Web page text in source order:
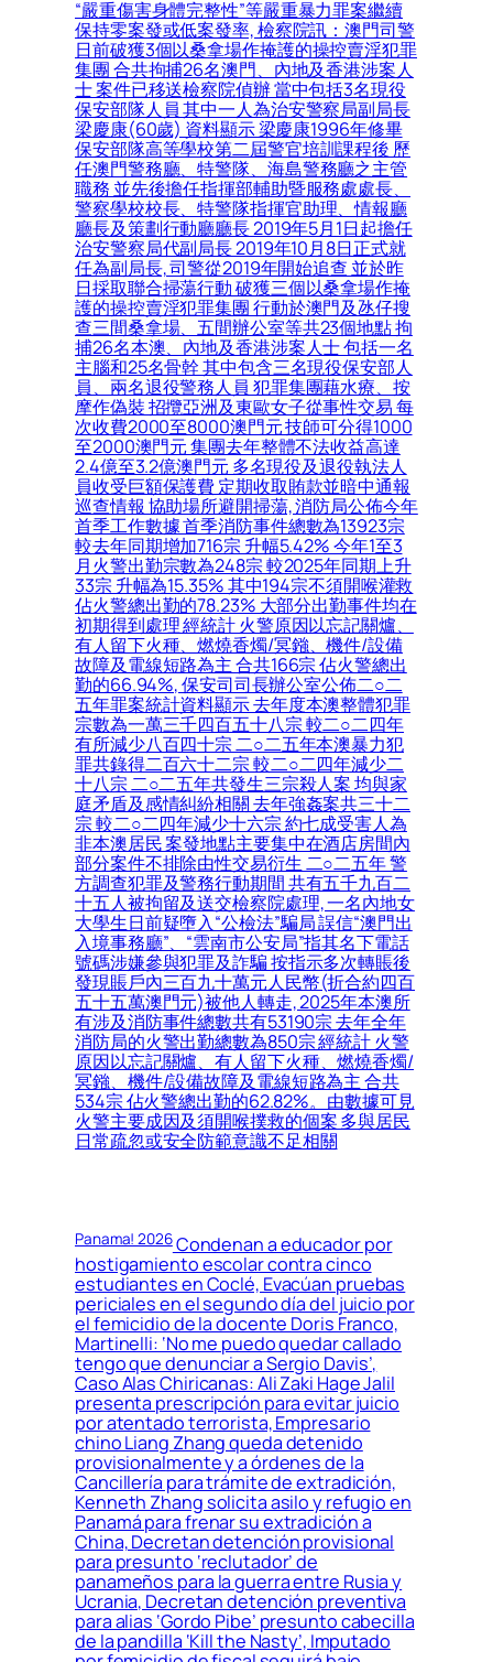
“嚴重傷害身體完整性”等嚴重暴力罪案繼續
保持零案發或低案發率, 檢察院訊：澳門司警
日前破獲3個以桑拿場作掩護的操控賣淫犯罪
集團 合共拘捕26名澳門、內地及香港涉案人
士 案件已移送檢察院偵辦 當中包括3名現役
保安部隊人員 其中一人為治安警察局副局長
梁慶康(60歲) 資料顯示 梁慶康1996年修畢
保安部隊高等學校第二屆警官培訓課程後 歷
任澳門警務廳、特警隊、海島警務廳之主管
職務 並先後擔任指揮部輔助暨服務處處長、
警察學校校長、特警隊指揮官助理、情報廳
廳長及策劃行動廳廳長 2019年5月1日起擔任
治安警察局代副局長 2019年10月8日正式就
任為副局長, 司警從2019年開始追查 並於昨
日採取聯合掃蕩行動 破獲三個以桑拿場作掩
護的操控賣淫犯罪集團 行動於澳門及氹仔搜
查三間桑拿場、五間辦公室等共23個地點 拘
捕26名本澳、內地及香港涉案人士 包括一名
主腦和25名骨幹 其中包含三名現役保安部人
員、兩名退役警務人員 犯罪集團藉水療、按
摩作偽裝 招攬亞洲及東歐女子從事性交易 每
次收費2000至8000澳門元 技師可分得1000
至2000澳門元 集團去年整體不法收益高達
2.4億至3.2億澳門元 多名現役及退役執法人
員收受巨額保護費 定期收取賄款並暗中通報
巡查情報 協助場所避開掃蕩, 消防局公佈今年
首季工作數據 首季消防事件總數為13923宗
較去年同期增加716宗 升幅5.42% 今年1至3
月火警出勤宗數為248宗 較2025年同期上升
33宗 升幅為15.35% 其中194宗不須開喉灌救
佔火警總出勤的78.23% 大部分出勤事件均在
初期得到處理 經統計 火警原因以忘記關爐、
有人留下火種、燃燒香燭/冥鏹、機件/設備
故障及電線短路為主 合共166宗 佔火警總出
勤的66.94%, 保安司司長辦公室公佈二○二
五年罪案統計資料顯示 去年度本澳整體犯罪
宗數為一萬三千四百五十八宗 較二○二四年
有所減少八百四十宗 二○二五年本澳暴力犯
罪共錄得二百六十二宗 較二○二四年減少二
十八宗 二○二五年共發生三宗殺人案 均與家
庭矛盾及感情糾紛相關 去年強姦案共三十二
宗 較二○二四年減少十六宗 約七成受害人為
非本澳居民 案發地點主要集中在酒店房間內
部分案件不排除由性交易衍生 二○二五年 警
方調查犯罪及警務行動期間 共有五千九百二
十五人被拘留及送交檢察院處理, 一名內地女
大學生日前疑墮入“公檢法”騙局 誤信“澳門出
入境事務廳”、“雲南市公安局”指其名下電話
號碼涉嫌參與犯罪及詐騙 按指示多次轉賬後
發現賬戶內三百九十萬元人民幣(折合約四百
五十五萬澳門元)被他人轉走, 2025年本澳所
有涉及消防事件總數共有53190宗 去年全年
消防局的火警出勤總數為850宗 經統計 火警
原因以忘記關爐、有人留下火種、燃燒香燭/
冥鏹、機件/設備故障及電線短路為主 合共
534宗 佔火警總出勤的62.82%。由數據可見
火警主要成因及須開喉撲救的個案 多與居民
日常疏忽或安全防範意識不足相關
Panama! 2026Condenan a educador por
hostigamiento escolar contra cinco
estudiantes en Coclé, Evacúan pruebas
periciales en el segundo día del juicio por
el femicidio de la docente Doris Franco,
Martinelli: ‘No me puedo quedar callado
tengo que denunciar a Sergio Davis’,
Caso Alas Chiricanas: Ali Zaki Hage Jalil
presenta prescripción para evitar juicio
por atentado terrorista, Empresario
chino Liang Zhang queda detenido
provisionalmente y a órdenes de la
Cancillería para trámite de extradición,
Kenneth Zhang solicita asilo y refugio en
Panamá para frenar su extradición a
China, Decretan detención provisional
para presunto ‘reclutador’ de
panameños para la guerra entre Rusia y
Ucrania, Decretan detención preventiva
para alias ‘Gordo Pibe’ presunto cabecilla
de la pandilla ‘Kill the Nasty’, Imputado